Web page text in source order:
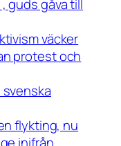
guds gåva till
väcker
protest och
flykting, nu